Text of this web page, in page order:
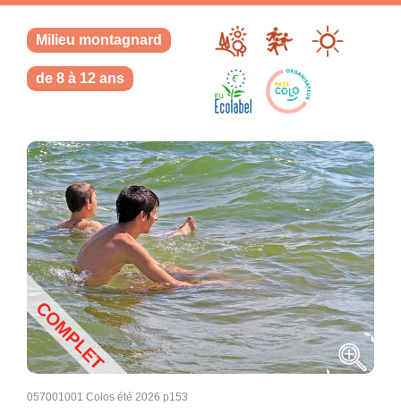
Milieu montagnard
de 8 à 12 ans
COMPLET
057001001 Colos été 2026 p153